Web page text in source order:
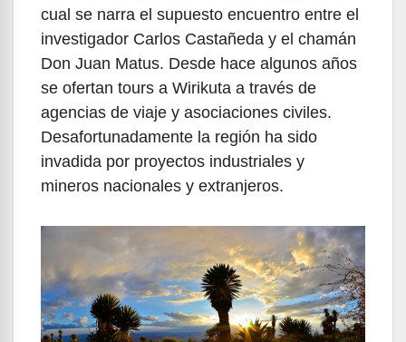
cual se narra el supuesto encuentro entre el
investigador Carlos Castañeda y el chamán
Don Juan Matus. Desde hace algunos años
se ofertan tours a Wirikuta a través de
agencias de viaje y asociaciones civiles.
Desafortunadamente la región ha sido
invadida por proyectos industriales y
mineros nacionales y extranjeros.